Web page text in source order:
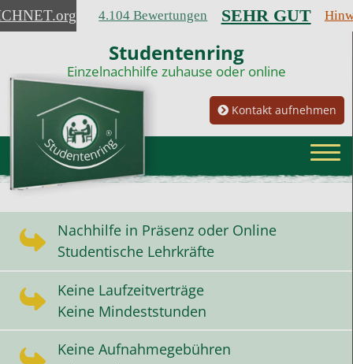
.org 4.104 Bewertungen SEHR GUT
Studentenring
Einzelnachhilfe zuhause oder online
Kontakt aufnehmen
Nachhilfe in Präsenz oder Online
Studentische Lehrkräfte
Keine Laufzeitverträge
Keine Mindeststunden
Keine Aufnahmegebühren